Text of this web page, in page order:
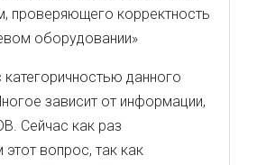
проверяющего корректность
оборудовании»
данного
зависит от информации,
Сейчас как раз
вопрос, так как